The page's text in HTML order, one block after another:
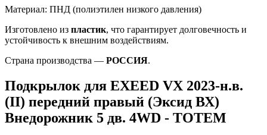
Материал: ПНД (полиэтилен низкого давления)
Изготовлено из пластик, что гарантирует долговечность и
устойчивость к внешним воздействиям.
Страна производства — РОССИЯ.
Подкрылок для EXEED VX 2023-н.в.
(II) передний правый (Эксид ВХ)
Внедорожник 5 дв. 4WD - TOTEM